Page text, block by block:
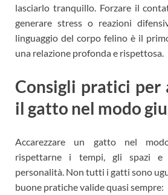
lasciarlo tranquillo. Forzare il
generare stress o reazioni
linguaggio del corpo felino è il
una relazione profonda e rispettosa.
Consigli pratici per
il gatto nel modo
Accarezzare un gatto nel
rispettarne i tempi, gli spazi
personalità. Non tutti i gatti sono
buone pratiche valide quasi sempre: